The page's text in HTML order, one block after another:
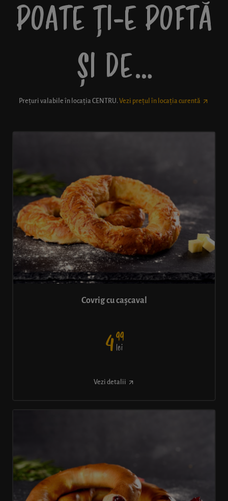
POATE ȚI-E POFTĂ
ȘI DE…
Prețuri valabile în locația CENTRU. Vezi prețul în locația curentă
Covrig cu cașcaval
499
lei
Vezi detalii